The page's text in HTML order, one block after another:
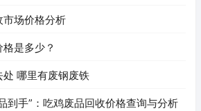
场价格分析
是多少？
寻找废钢废铁的去处 哪里有废钢废铁
到手”：吃鸡废品回收价格查询与分析